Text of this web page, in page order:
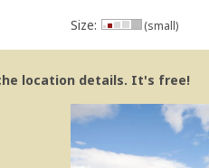
Size: (small)
location details. It's free!